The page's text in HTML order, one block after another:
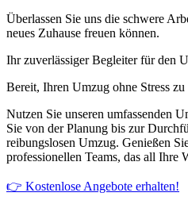
Überlassen Sie uns die schwere
neues Zuhause freuen können.
Ihr zuverlässiger Begleiter für den
Bereit, Ihren Umzug ohne Stress zu
Nutzen Sie unseren umfassenden
Sie von der Planung bis zur
reibungslosen Umzug. Genießen
professionellen Teams, das all Ihre
👉 Kostenlose Angebote erhalten!